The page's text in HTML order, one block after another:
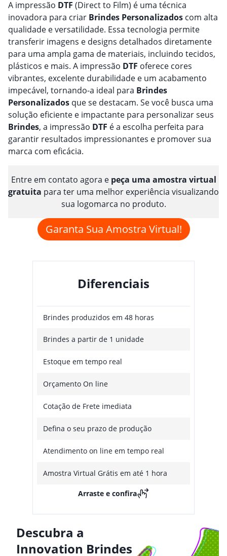
A impressão DTF (Direct to Film) é uma técnica
inovadora para criar Brindes Personalizados com alta
qualidade e versatilidade. Essa tecnologia permite
transferir imagens e designs detalhados diretamente
para uma ampla gama de materiais, incluindo tecidos,
plásticos e mais. A impressão DTF oferece cores
vibrantes, excelente durabilidade e um acabamento
impecável, tornando-a ideal para Brindes
Personalizados que se destacam. Se você busca uma
solução eficiente e impactante para personalizar seus
Brindes, a impressão DTF é a escolha perfeita para
garantir resultados impressionantes e promover sua
marca com eficácia.
Entre em contato agora e peça uma amostra virtual
gratuita para ter uma melhor experiência visualizando
sua logomarca no produto.
Garanta Sua Amostra Virtual!
Diferenciais
Brindes produzidos em 48 horas
Brindes a partir de 1 unidade
Estoque em tempo real
Orçamento On line
Cotação de Frete imediata
Defina o seu prazo de produção
Atendimento on line em tempo real
Amostra Virtual Grátis em até 1 hora
Arraste e confira
Descubra a
Innovation Brindes